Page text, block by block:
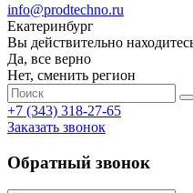
info@prodtechno.ru
Екатеринбург
Вы действительно
Да, все верно
Нет, сменить регион
+7 (343) 318-27-65
Заказать звонок
Обратный звонок